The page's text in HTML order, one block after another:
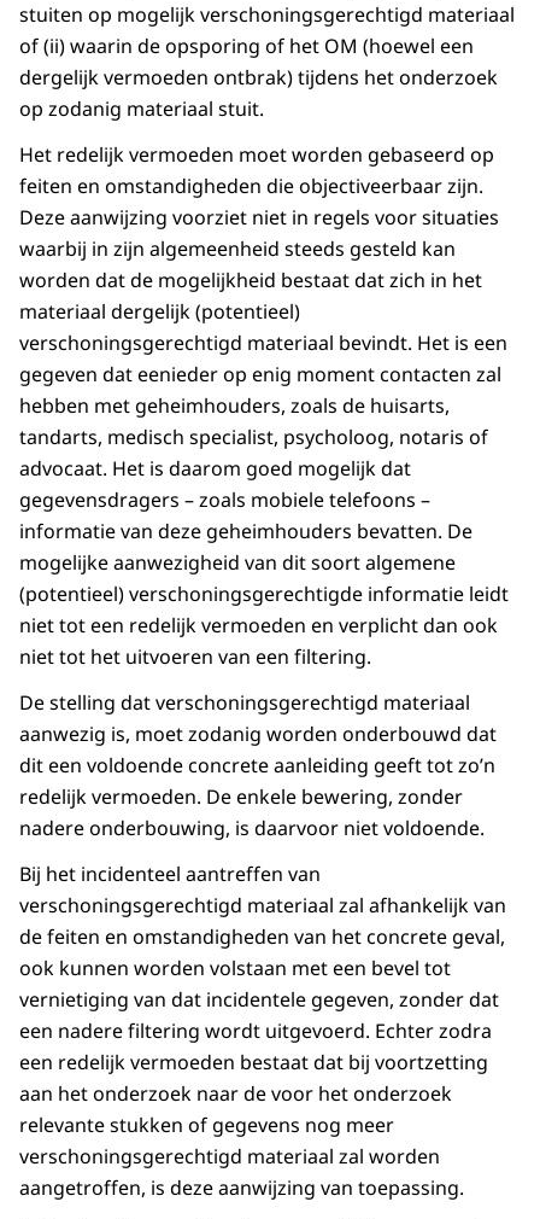
stuiten op mogelijk verschoningsgerechtigd materiaal
of (ii) waarin de opsporing of het OM (hoewel een
dergelijk vermoeden ontbrak) tijdens het onderzoek
op zodanig materiaal stuit.
Het redelijk vermoeden moet worden gebaseerd op
feiten en omstandigheden die objectiveerbaar zijn.
Deze aanwijzing voorziet niet in regels voor situaties
waarbij in zijn algemeenheid steeds gesteld kan
worden dat de mogelijkheid bestaat dat zich in het
materiaal dergelijk (potentieel)
verschoningsgerechtigd materiaal bevindt. Het is een
gegeven dat eenieder op enig moment contacten zal
hebben met geheimhouders, zoals de huisarts,
tandarts, medisch specialist, psycholoog, notaris of
advocaat. Het is daarom goed mogelijk dat
gegevensdragers – zoals mobiele telefoons –
informatie van deze geheimhouders bevatten. De
mogelijke aanwezigheid van dit soort algemene
(potentieel) verschoningsgerechtigde informatie leidt
niet tot een redelijk vermoeden en verplicht dan ook
niet tot het uitvoeren van een filtering.
De stelling dat verschoningsgerechtigd materiaal
aanwezig is, moet zodanig worden onderbouwd dat
dit een voldoende concrete aanleiding geeft tot zo’n
redelijk vermoeden. De enkele bewering, zonder
nadere onderbouwing, is daarvoor niet voldoende.
Bij het incidenteel aantreffen van
verschoningsgerechtigd materiaal zal afhankelijk van
de feiten en omstandigheden van het concrete geval,
ook kunnen worden volstaan met een bevel tot
vernietiging van dat incidentele gegeven, zonder dat
een nadere filtering wordt uitgevoerd. Echter zodra
een redelijk vermoeden bestaat dat bij voortzetting
aan het onderzoek naar de voor het onderzoek
relevante stukken of gegevens nog meer
verschoningsgerechtigd materiaal zal worden
aangetroffen, is deze aanwijzing van toepassing.